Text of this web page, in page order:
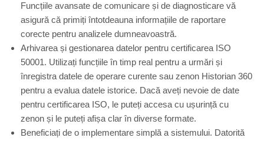
Funcțiile avansate de comunicare și de diagnosticare vă
asigură că primiți întotdeauna informațiile de raportare
corecte pentru analizele dumneavoastră.
Arhivarea și gestionarea datelor pentru certificarea ISO
50001. Utilizați funcțiile în timp real pentru a urmări și
înregistra datele de operare curente sau zenon Historian 360
pentru a evalua datele istorice. Dacă aveți nevoie de date
pentru certificarea ISO, le puteți accesa cu ușurință cu
zenon și le puteți afișa clar în diverse formate.
Beneficiați de o implementare simplă a sistemului. Datorită